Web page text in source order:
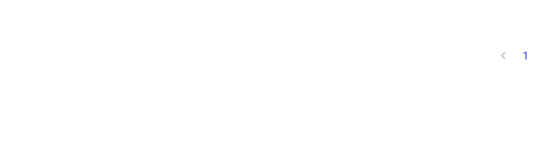
1